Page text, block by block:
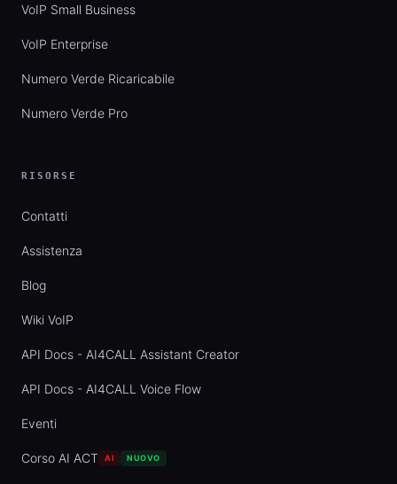
VoIP Small Business
VoIP Enterprise
Numero Verde Ricaricabile
Numero Verde Pro
RISORSE
Contatti
Assistenza
Blog
Wiki VoIP
API Docs - AI4CALL Assistant Creator
API Docs - AI4CALL Voice Flow
Eventi
Corso AI ACT AI NUOVO